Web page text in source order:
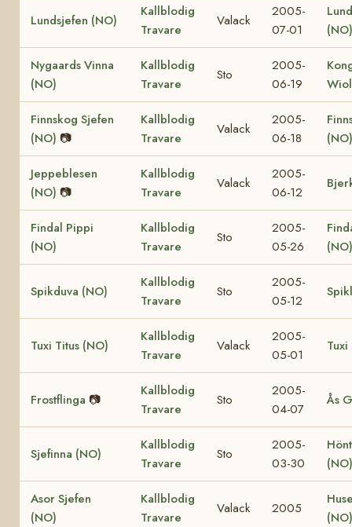
Lundsjefen (NO)
Kallblodig
Travare
Valack
2005-
07-01
(NO)
Nygaards Vinna
(NO)
Kallblodig
Travare
Sto
2005-
06-19
Finnskog Sjefen
(NO) 📷
Kallblodig
Travare
Valack
2005-
06-18
(NO)
Jeppeblesen
(NO) 📷
Kallblodig
Travare
Valack
2005-
06-12
Findal Pippi
(NO)
Kallblodig
Travare
Sto
2005-
05-26
(NO)
Spikduva (NO)
Kallblodig
Travare
Sto
2005-
05-12
Tuxi Titus (NO)
Kallblodig
Travare
Valack
2005-
05-01
Frostflinga 📷
Kallblodig
Travare
Sto
2005-
04-07
Ås
Sjefinna (NO)
Kallblodig
Travare
Sto
2005-
03-30
(NO)
Asor Sjefen
(NO)
Kallblodig
Travare
Valack 2005
(NO)